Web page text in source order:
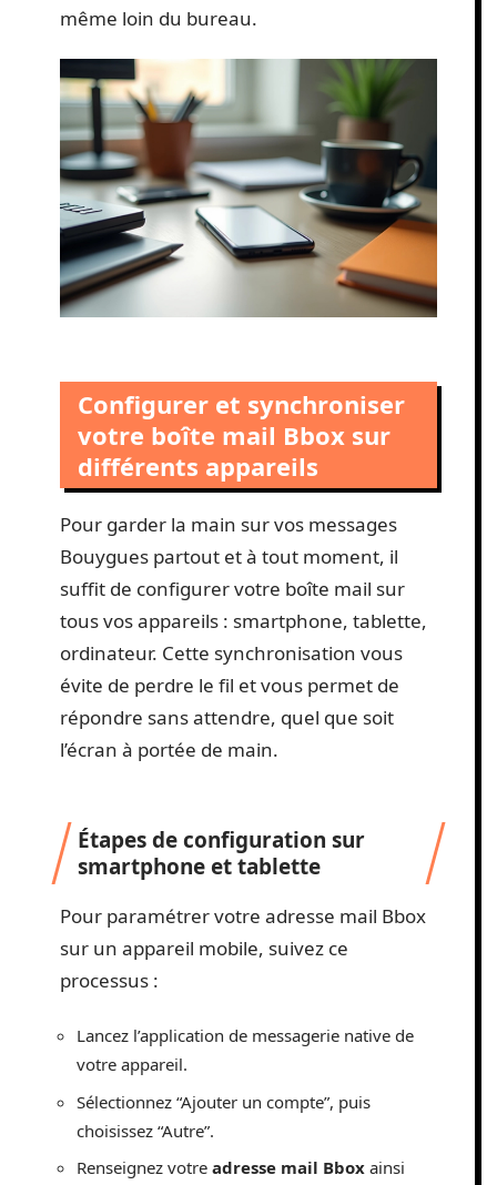
même loin du bureau.
Configurer et synchroniser
votre boîte mail Bbox sur
différents appareils
Pour garder la main sur vos messages
Bouygues partout et à tout moment, il
suffit de configurer votre boîte mail sur
tous vos appareils : smartphone, tablette,
ordinateur. Cette synchronisation vous
évite de perdre le fil et vous permet de
répondre sans attendre, quel que soit
l’écran à portée de main.
Étapes de configuration sur
smartphone et tablette
Pour paramétrer votre adresse mail Bbox
sur un appareil mobile, suivez ce
processus :
Lancez l’application de messagerie native de
votre appareil.
Sélectionnez “Ajouter un compte”, puis
choisissez “Autre”.
Renseignez votre adresse mail Bbox ainsi